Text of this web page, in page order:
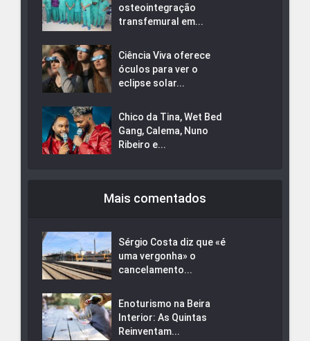
osteointegração
transfemural em...
Ciência Viva oferece
óculos para ver o
eclipse solar...
Chico da Tina, Wet Bed
Gang, Calema, Nuno
Ribeiro e...
Mais comentados
Sérgio Costa diz que «é
uma vergonha» o
cancelamento...
Enoturismo na Beira
Interior: As Quintas
Reinventam...